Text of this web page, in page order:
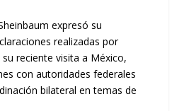
expresó su
realizadas por
reciente visita a México,
con autoridades federales
bilateral en temas de